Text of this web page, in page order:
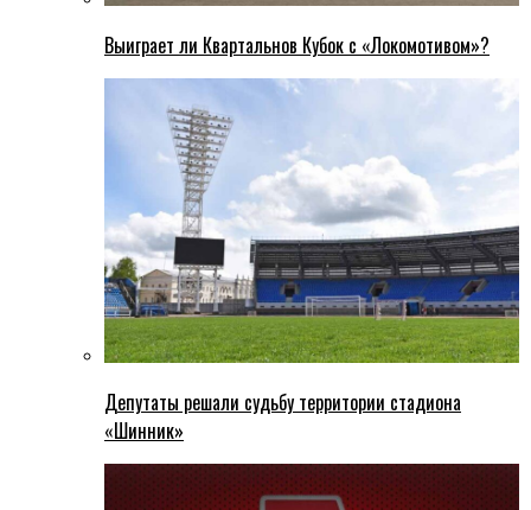
Выиграет ли Квартальнов Кубок с «Локомотивом»?
Депутаты решали судьбу территории стадиона
«Шинник»